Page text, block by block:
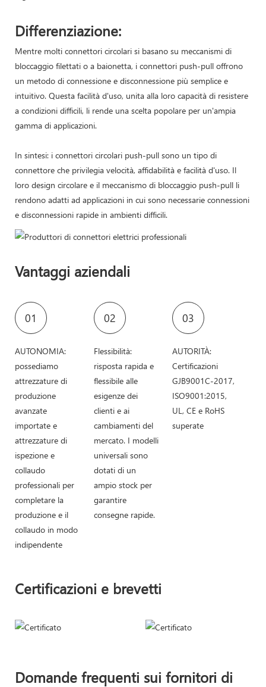
Differenziazione:
Mentre molti connettori circolari si basano su meccanismi di
bloccaggio filettati o a baionetta, i connettori push-pull offrono
un metodo di connessione e disconnessione più semplice e
intuitivo. Questa facilità d'uso, unita alla loro capacità di resistere
a condizioni difficili, li rende una scelta popolare per un'ampia
gamma di applicazioni.
In sintesi: i connettori circolari push-pull sono un tipo di
connettore che privilegia velocità, affidabilità e facilità d'uso. Il
loro design circolare e il meccanismo di bloccaggio push-pull li
rendono adatti ad applicazioni in cui sono necessarie connessioni
e disconnessioni rapide in ambienti difficili.
Vantaggi aziendali
01
AUTONOMIA:
possediamo
attrezzature di
produzione
avanzate
importate e
attrezzature di
ispezione e
collaudo
professionali per
completare la
produzione e il
collaudo in modo
indipendente
02
Flessibilità:
risposta rapida e
flessibile alle
esigenze dei
clienti e ai
cambiamenti del
mercato. I modelli
universali sono
dotati di un
ampio stock per
garantire
consegne rapide.
03
AUTORITÀ:
Certificazioni
GJB9001C-2017,
ISO9001:2015,
UL, CE e RoHS
superate
Certificazioni e brevetti
Domande frequenti sui fornitori di